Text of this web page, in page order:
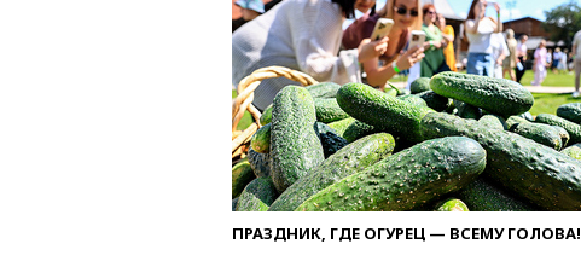
ПРАЗДНИК, ГДЕ ОГУРЕЦ — ВСЕМУ ГОЛОВА!